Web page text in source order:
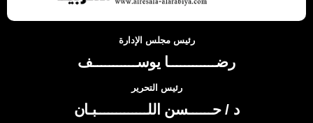
رئيس مجلس الإدارة
رضــــــــــــا يوســـــــــــف
رئيس التحرير
د / حــــــسن اللـــــــــــــبـان